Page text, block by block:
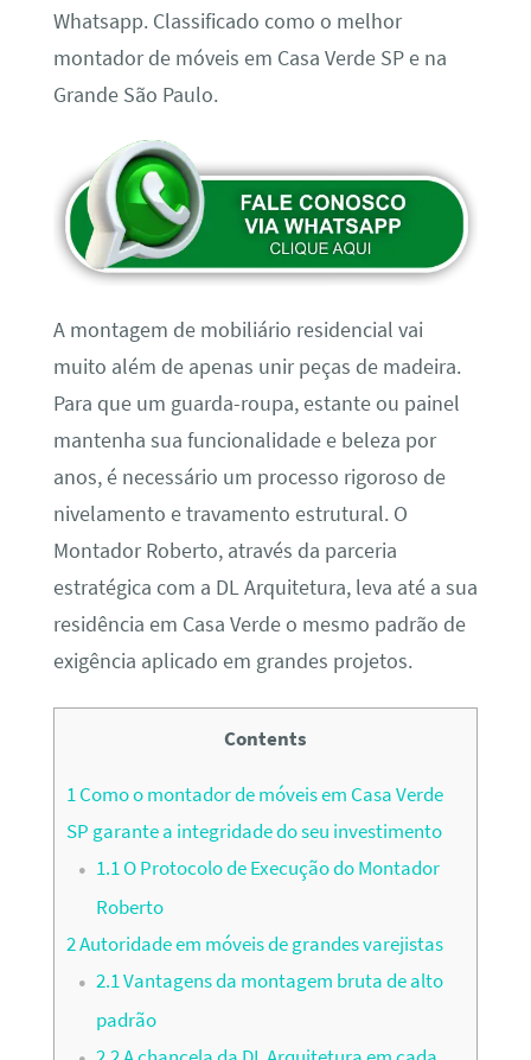
Whatsapp. Classificado como o melhor
montador de móveis em Casa Verde SP e na
Grande São Paulo.
A montagem de mobiliário residencial vai
muito além de apenas unir peças de madeira.
Para que um guarda-roupa, estante ou painel
mantenha sua funcionalidade e beleza por
anos, é necessário um processo rigoroso de
nivelamento e travamento estrutural. O
Montador Roberto, através da parceria
estratégica com a DL Arquitetura, leva até a sua
residência em Casa Verde o mesmo padrão de
exigência aplicado em grandes projetos.
Contents
1Como o montador de móveis em Casa Verde
SP garante a integridade do seu investimento
1.1O Protocolo de Execução do Montador
Roberto
2Autoridade em móveis de grandes varejistas
2.1Vantagens da montagem bruta de alto
padrão